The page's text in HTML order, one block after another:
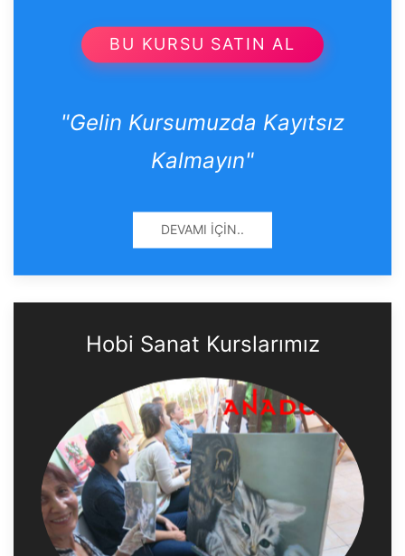
BU KURSU SATIN AL
"Gelin Kursumuzda Kayıtsız
Kalmayın"
DEVAMI İÇIN..
Hobi Sanat Kurslarımız